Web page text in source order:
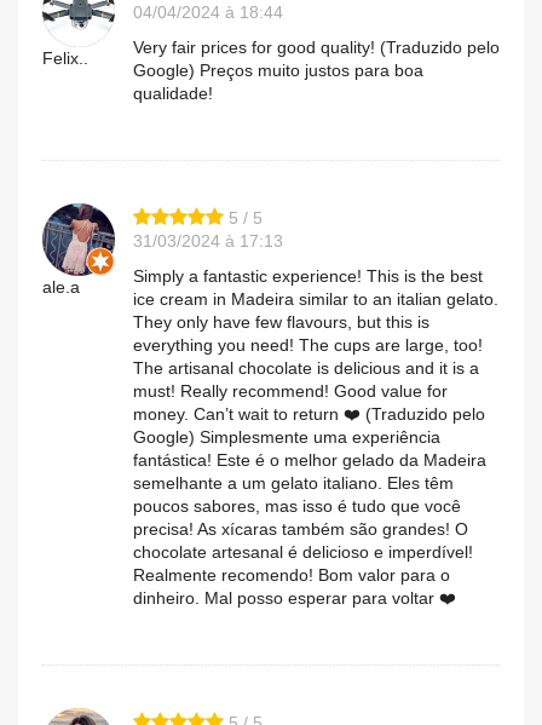
Felix..
04/04/2024 à 18:44
Very fair prices for good quality! (Traduzido pelo
Google) Preços muito justos para boa
qualidade!
ale.a
5 / 5
31/03/2024 à 17:13
Simply a fantastic experience! This is the best
ice cream in Madeira similar to an italian gelato.
They only have few flavours, but this is
everything you need! The cups are large, too!
The artisanal chocolate is delicious and it is a
must! Really recommend! Good value for
money. Can’t wait to return ❤️ (Traduzido pelo
Google) Simplesmente uma experiência
fantástica! Este é o melhor gelado da Madeira
semelhante a um gelato italiano. Eles têm
poucos sabores, mas isso é tudo que você
precisa! As xícaras também são grandes! O
chocolate artesanal é delicioso e imperdível!
Realmente recomendo! Bom valor para o
dinheiro. Mal posso esperar para voltar ❤️